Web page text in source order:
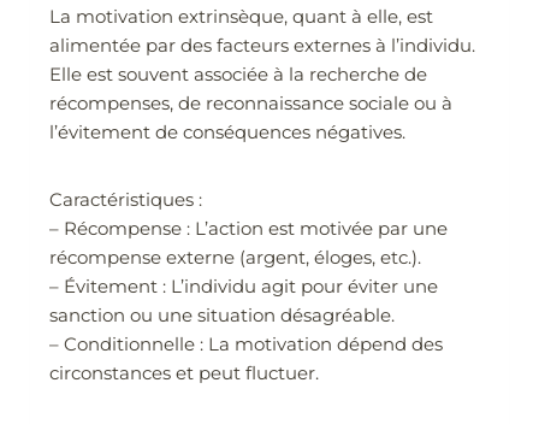
La motivation extrinsèque, quant à elle, est
alimentée par des facteurs externes à l’individu.
Elle est souvent associée à la recherche de
récompenses, de reconnaissance sociale ou à
l’évitement de conséquences négatives.
Caractéristiques :
– Récompense : L’action est motivée par une
récompense externe (argent, éloges, etc.).
– Évitement : L’individu agit pour éviter une
sanction ou une situation désagréable.
– Conditionnelle : La motivation dépend des
circonstances et peut fluctuer.